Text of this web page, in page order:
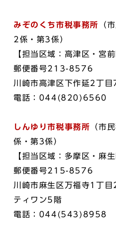
みぞのくち市税事務所
（
2係・第3係）
【担当区域：高津区・宮前
郵便番号213-8576
川崎市高津区下作延2丁
電話：044(820)6560
しんゆり市税事務所 （市
係・第3係）
【担当区域：多摩区・麻生
郵便番号215-8576
川崎市麻生区万福寺1丁
ティワン5階
電話：044(543)8958